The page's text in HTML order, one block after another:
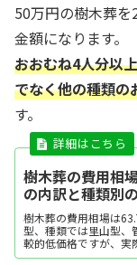
50万円の樹木葬
金額になります。
おおむね4人分以
でなく他の種類の
す。
樹木葬の費用相
の内訳と種類別
樹木葬の費用相場は
型、種類では里山型、
較的低価格ですが、実
用が変動します。ここ